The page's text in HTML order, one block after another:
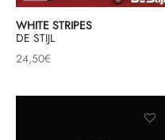
WHITE STRIPES
DE STIJL
24,50€